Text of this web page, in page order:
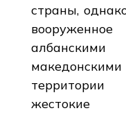
страны,
жестокие